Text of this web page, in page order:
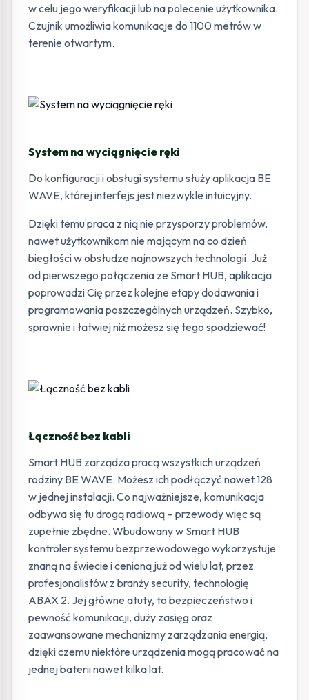
w celu jego weryfikacji lub na polecenie użytkownika.
Czujnik umożliwia komunikacje do 1100 metrów w
terenie otwartym.
System na wyciągnięcie ręki
Do konfiguracji i obsługi systemu służy aplikacja BE
WAVE, której interfejs jest niezwykle intuicyjny.
Dzięki temu praca z nią nie przysporzy problemów,
nawet użytkownikom nie mającym na co dzień
biegłości w obsłudze najnowszych technologii. Już
od pierwszego połączenia ze Smart HUB, aplikacja
poprowadzi Cię przez kolejne etapy dodawania i
programowania poszczególnych urządzeń. Szybko,
sprawnie i łatwiej niż możesz się tego spodziewać!
Łączność bez kabli
Smart HUB zarządza pracą wszystkich urządzeń
rodziny BE WAVE. Możesz ich podłączyć nawet 128
w jednej instalacji. Co najważniejsze, komunikacja
odbywa się tu drogą radiową – przewody więc są
zupełnie zbędne. Wbudowany w Smart HUB
kontroler systemu bezprzewodowego wykorzystuje
znaną na świecie i cenioną już od wielu lat, przez
profesjonalistów z branży security, technologię
ABAX 2. Jej główne atuty, to bezpieczeństwo i
pewność komunikacji, duży zasięg oraz
zaawansowane mechanizmy zarządzania energią,
dzięki czemu niektóre urządzenia mogą pracować na
jednej baterii nawet kilka lat.